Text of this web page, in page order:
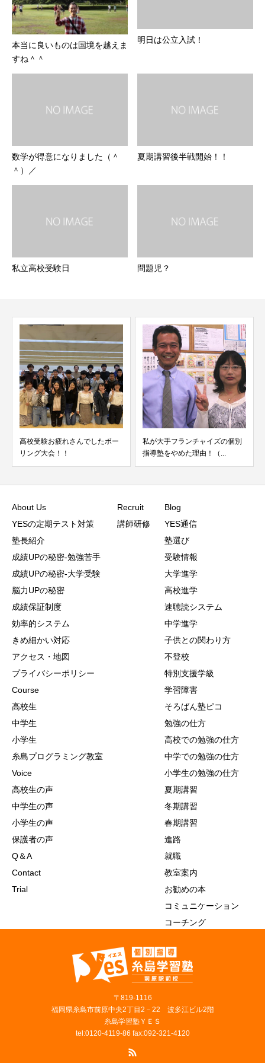
本当に良いものは国境を越えま
すね＾＾
明日は公立入試！
数学が得意になりました（＾
＾）／
夏期講習後半戦開始！！
私立高校受験日 問題児？
高校受験お疲れさんでしたボー
リング大会！！
私が大手フランチャイズの個別
指導塾をやめた理由！（...
About Us
YESの定期テスト対策
塾長紹介
成績UPの秘密-勉強苦手
成績UPの秘密-大学受験
脳力UPの秘密
成績保証制度
効率的システム
きめ細かい対応
アクセス・地図
プライバシーポリシー
Course
高校生
中学生
小学生
糸島プログラミング教室
Voice
高校生の声
中学生の声
小学生の声
保護者の声
Q＆A
Contact
Trial
Recruit
講師研修
Blog
YES通信
塾選び
受験情報
大学進学
高校進学
速聴読システム
中学進学
子供との関わり方
不登校
特別支援学級
学習障害
そろばん塾ピコ
勉強の仕方
高校での勉強の仕方
中学での勉強の仕方
小学生の勉強の仕方
夏期講習
冬期講習
春期講習
進路
就職
教室案内
お勧めの本
コミュニケーション
コーチング
〒819‐1116
福岡県糸島市前原中央2丁目2－22 波多江ビル2階
糸島学習塾ＹＥＳ
tel:0120-4119-86 fax:092-321-4120